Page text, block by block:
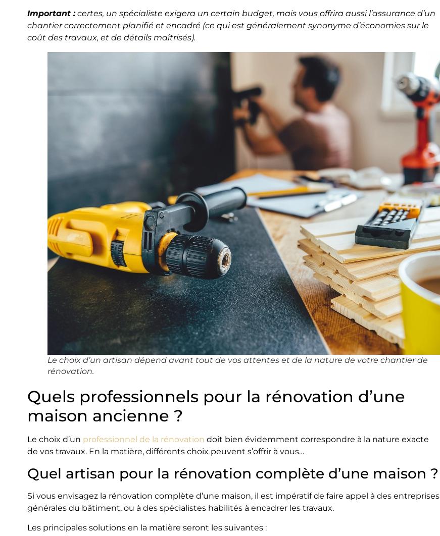
Important :certes, un spécialiste exigera un certain budget, mais vous offrira aussi l’assurance d’un
chantier correctement planifié et encadré (ce qui est généralement synonyme d’économies sur le
coût des travaux, et de détails maîtrisés).
Le choix d’un artisan dépend avant tout de vos attentes et de la nature de votre chantier de
rénovation.
Quels professionnels pour la rénovation d’une
maison ancienne ?
Le choix d’un professionnel de la rénovation doit bien évidemment correspondre à la nature exacte
de vos travaux. En la matière, différents choix peuvent s’offrir à vous…
Quel artisan pour la rénovation complète d’une maison ?
Si vous envisagez la rénovation complète d’une maison, il est impératif de faire appel à des entreprises
générales du bâtiment, ou à des spécialistes habilités à encadrer les travaux.
Les principales solutions en la matière seront les suivantes :